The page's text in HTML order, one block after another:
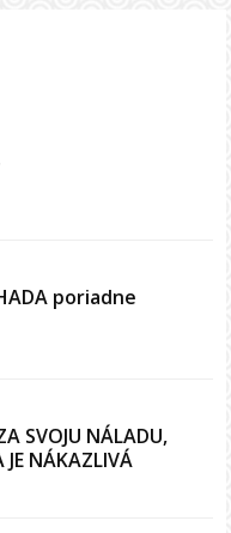
poriadne
SVOJU NÁLADU,
JE NÁKAZLIVÁ